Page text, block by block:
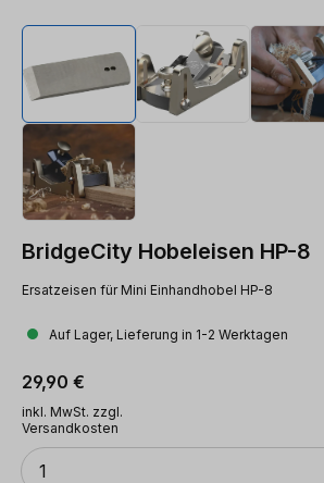
BridgeCity Hobeleisen HP-8
Ersatzeisen für Mini Einhandhobel HP-8
Auf Lager, Lieferung in 1-2 Werktagen
Regulärer Preis:
29,90 €
inkl. MwSt. zzgl.
Versandkosten
Anzahl
1